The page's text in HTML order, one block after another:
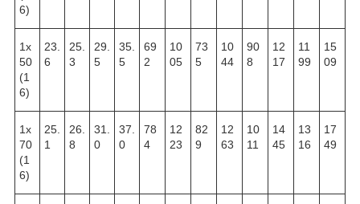
6)
1х
50
(1
6)
23.
6
25.
3
29.
5
35.
5
69
2
10
05
73
5
10
44
90
8
12
17
11
99
15
09
1х
70
(1
6)
25.
1
26.
8
31.
0
37.
0
78
4
12
23
82
9
12
63
10
11
14
45
13
16
17
49